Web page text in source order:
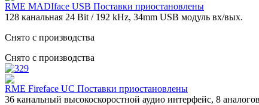
RME MADIface USB Поставки приостановлены
128 канальная 24 Bit / 192 kHz, 34mm USB модуль вх/вых.
Снято с производства
Снято с производства
RME Firefaсe UC Поставки приостановлены
36 канальный высокоскоростной аудио интерфейс, 8